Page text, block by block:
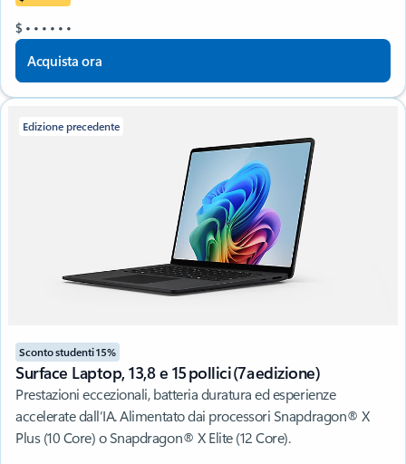
$ • • • • • •
Acquista ora
Sconto studenti 15%
Edizione precedente
Surface Laptop, 13,8 e 15 pollici (7a edizione)
Prestazioni eccezionali, batteria duratura ed esperienze
accelerate dall’IA. Alimentato dai processori Snapdragon® X
Plus (10 Core) o Snapdragon® X Elite (12 Core).